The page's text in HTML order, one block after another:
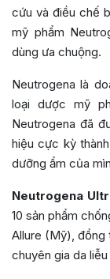
cứu và điều chế
mỹ phẩm
dùng ưa chuộng.
Neutrogena là
loại dược mỹ
Neutrogena đã
hiệu cực kỳ
dưỡng ẩm của
Neutrogena
10 sản phẩm
Allure (Mỹ), đồng
chuyên gia da